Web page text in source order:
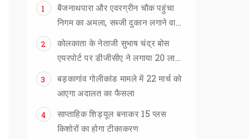
1
बैजनाथपारा और एवरग्रीन चौक पहुंचा
2
कोलकाता के नेताजी सुभाष चंद्र बोस
3
बड़कागांव गोलीकांड मामले में 22 मार्च को
आएगा अदालत का फैसला
4
साप्ताहिक शिड्यूल बनाकर 15 प्लस
किशोरों का होगा टीकाकरण